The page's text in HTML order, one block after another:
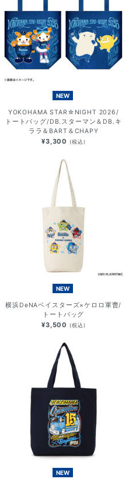
NEW
YOKOHAMA STAR☆NIGHT 2026/
トートバッグ/DB.スターマン＆DB.キ
ララ＆BART＆CHAPY
¥3,300 (税込)
NEW
横浜DeNAベイスターズ×ケロロ軍曹/
トートバッグ
¥3,500 (税込)
NEW